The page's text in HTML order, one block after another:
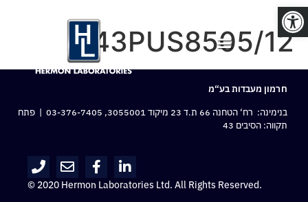
פתח סרגל נגישות
43PUS8505/12
חרמון מעבדות בע“מ
בנימינה: רח‘ הטחנה 66 ת.ד 23 מיקוד 3055001,
03-376-7405 | פתח
תקווה: הסיבים 43
© 2020 Hermon Laboratories Ltd. All Rights Reserved.